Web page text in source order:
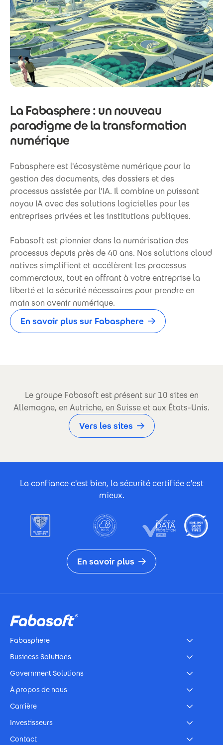
La Fabasphere : un nouveau
paradigme de la transformation
numérique
Fabasphere est l'écosystème numérique pour la
gestion des documents, des dossiers et des
processus assistée par l'IA. Il combine un puissant
noyau IA avec des solutions logicielles pour les
entreprises privées et les institutions publiques.
Fabasoft est pionnier dans la numérisation des
processus depuis près de 40 ans. Nos solutions cloud
natives simplifient et accélèrent les processus
commerciaux, tout en offrant à votre entreprise la
liberté et la sécurité nécessaires pour prendre en
main son avenir numérique.
En savoir plus sur Fabasphere
Le groupe Fabasoft est présent sur 10 sites en
Allemagne, en Autriche, en Suisse et aux États-Unis.
Vers les sites
La confiance c'est bien, la sécurité certifiée c'est
mieux.
En savoir plus
Fabasphere
Business Solutions
Government Solutions
À propos de nous
Carrière
Investisseurs
Contact